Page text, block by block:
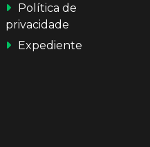
Política de
privacidade
Expediente